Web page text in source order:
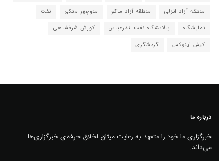
منطقه آزاد انزلی
منطقه آزاد ماکو منوچهر متکی
نفت
نمایشگاه
پالایشگاه نفت بندرعباس
کورش شرفشاهی
کیش اینوکس
گردشگری
درباره ما
خبرگزاری ما خود را متعهد به رعایت میثاق اخلاق حرفه‌ای خبرگزاری‌ها
می‌داند.